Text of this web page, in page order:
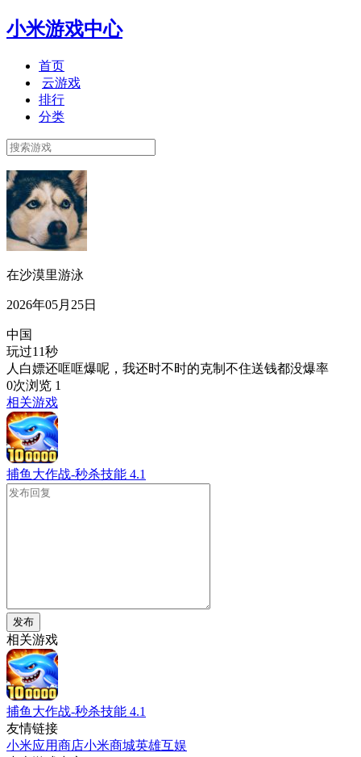
小米游戏中心
首页
云游戏
排行
分类
在沙漠里游泳
2026年05月25日
中国
玩过11秒
人白嫖还哐哐爆呢，我还时不时的克制不住送钱都没爆率
0次浏览 1
相关游戏
捕鱼大作战-秒杀技能 4.1
发布
相关游戏
捕鱼大作战-秒杀技能 4.1
友情链接
小米应用商店小米商城英雄互娱